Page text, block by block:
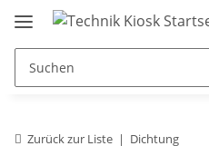
Zurück zur Liste Dichtung